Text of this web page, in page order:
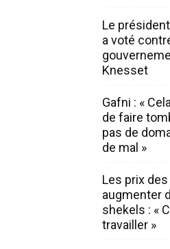
Le
a voté
Knesset
Gafni : «
de faire
pas de
de mal »
Les prix
augmenter
shekels : «
travailler »